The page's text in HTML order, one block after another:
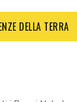
DELLA TERRA